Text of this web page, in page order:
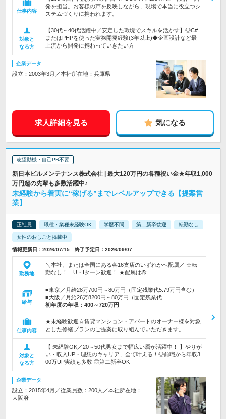
仕事内容
発を担当。お客様の声を反映しながら、現場で本当に役立つシ
ステムづくりに携われます。
対象と
なる方
【30代～40代活躍中／安定した環境でスキルを活かす】◎C#
またはPHPを使った実務開発経験(3年以上)◆企画設計など最
上流から開発に携わっていきたい方
企業データ
設立：2003年3月／本社所在地：兵庫県
求人詳細を見る 気になる
志望動機・自己PR不要
新日本ビルメンテナンス株式会社 | 最大120万円の各種祝い金★年収1,000
万円超の先輩も多数活躍中♪
未経験から着実に“稼げる”までレベルアップできる【提案営
業】
正社員 職種・業種未経験OK 学歴不問 第二新卒歓迎 転勤なし
女性のおしごと掲載中
情報更新日：2026/07/15 終了予定日：2026/09/07
勤務地
＼本社、または全国にある各16支店のいずれかへ配属／ ☆転
勤なし！ U・Iターン歓迎！ ★配属は希…
給与
■東京／月給28万700円～80万円（固定残業代5.79万円含む）
■大阪／月給26万8200円～80万円（固定残業代…
初年度の年収： 400～720万円
仕事内容
★未経験歓迎☆賃貸マンション・アパートのオーナー様を対象
とした修繕プランのご提案に取り組んでいただきます。
対象と
なる方
【 未経験OK／20～50代男女まで幅広い層が活躍中！ 】やりが
い・収入UP・理想のキャリア、全て叶える！◎前職から年収3
00万UP実績も多数 ◎第二新卒OK
企業データ
設立：2015年4月／従業員数：200人／本社所在地：
大阪府